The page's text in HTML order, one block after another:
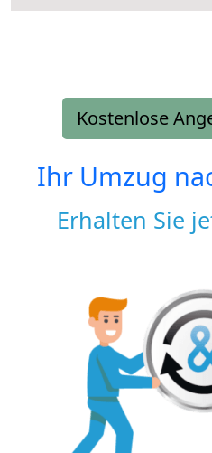
Kostenlose
Ihr Umzug
Erhalten Sie